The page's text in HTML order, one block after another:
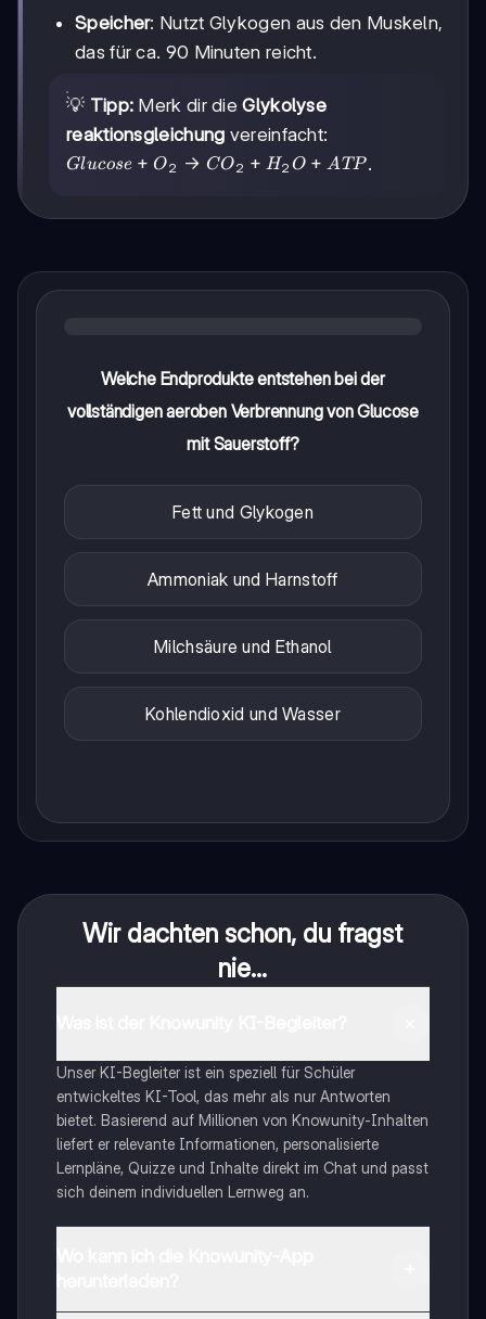
Speicher: Nutzt Glykogen aus den Muskeln,
das für ca. 90 Minuten reicht.
💡 Tipp: Merk dir dieGlykolyse
reaktionsgleichung vereinfacht:
Glucose +
ATP
Glucose + O2 → CO2 + H2 O + ATP .
Welche Endprodukte entstehen bei der
vollständigen aeroben Verbrennung von Glucose
mit Sauerstoff?
Fett und Glykogen
Ammoniak und Harnstoff
Milchsäure und Ethanol
Kohlendioxid und Wasser
Wir dachten schon, du fragst
nie...
Unser KI-Begleiter ist ein speziell für Schüler
entwickeltes KI-Tool, das mehr als nur Antworten
bietet. Basierend auf Millionen von Knowunity-Inhalten
liefert er relevante Informationen, personalisierte
Lernpläne, Quizze und Inhalte direkt im Chat und passt
sich deinem individuellen Lernweg an.